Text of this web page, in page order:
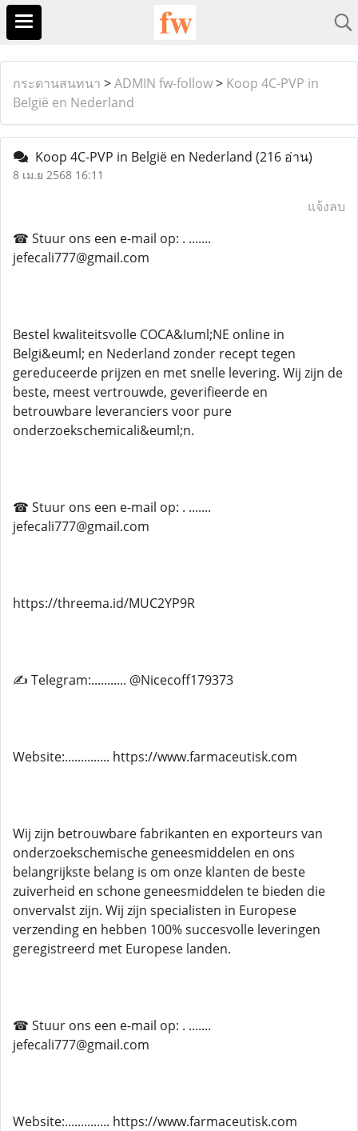
กระดานสนทนา >ADMIN fw-follow> Koop 4C-PVP in
België en Nederland
Koop 4C-PVP in België en Nederland (216 อ่าน)
8 เม.ย 2568 16:11
แจ้งลบ
☎ Stuur ons een e-mail op: . .......
jefecali777@gmail.com
Bestel kwaliteitsvolle COCA&Iuml;NE online in
Belgi&euml; en Nederland zonder recept tegen
gereduceerde prijzen en met snelle levering. Wij zijn de
beste, meest vertrouwde, geverifieerde en
betrouwbare leveranciers voor pure
onderzoekschemicali&euml;n.
☎ Stuur ons een e-mail op: . .......
jefecali777@gmail.com
https://threema.id/MUC2YP9R
✍ Telegram:........... @Nicecoff179373
Website:.............. https://www.farmaceutisk.com
Wij zijn betrouwbare fabrikanten en exporteurs van
onderzoekschemische geneesmiddelen en ons
belangrijkste belang is om onze klanten de beste
zuiverheid en schone geneesmiddelen te bieden die
onvervalst zijn. Wij zijn specialisten in Europese
verzending en hebben 100% succesvolle leveringen
geregistreerd met Europese landen.
☎ Stuur ons een e-mail op: . .......
jefecali777@gmail.com
Website:.............. https://www.farmaceutisk.com